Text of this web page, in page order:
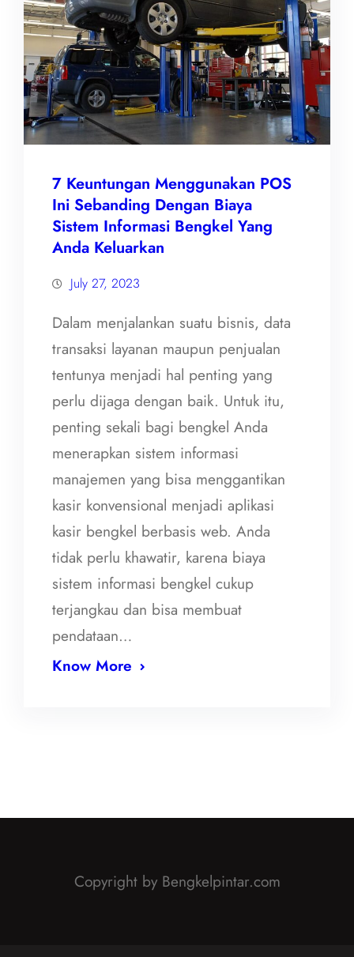
7 Keuntungan Menggunakan POS
Ini Sebanding Dengan Biaya
Sistem Informasi Bengkel Yang
Anda Keluarkan
July 27, 2023
Dalam menjalankan suatu bisnis, data
transaksi layanan maupun penjualan
tentunya menjadi hal penting yang
perlu dijaga dengan baik. Untuk itu,
penting sekali bagi bengkel Anda
menerapkan sistem informasi
manajemen yang bisa menggantikan
kasir konvensional menjadi aplikasi
kasir bengkel berbasis web. Anda
tidak perlu khawatir, karena biaya
sistem informasi bengkel cukup
terjangkau dan bisa membuat
pendataan…
Know More
Copyright by Bengkelpintar.com